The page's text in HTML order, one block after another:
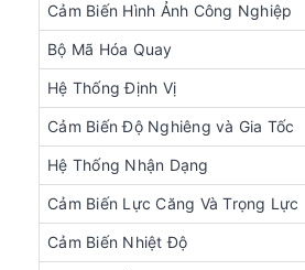
Cảm Biến Hình Ảnh Công Nghiệp
Bộ Mã Hóa Quay
Hệ Thống Định Vị
Cảm Biến Độ Nghiêng và Gia Tốc
Hệ Thống Nhận Dạng
Cảm Biến Lực Căng Và Trọng Lực
Cảm Biến Nhiệt Độ